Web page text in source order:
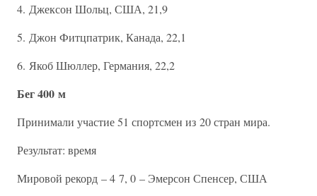
4. Джексон Шольц, США, 21,9
5. Джон Фитцпатрик, Канада, 22,1
6. Якоб Шюллер, Германия, 22,2
Бег 400 м
Принимали участие 51 спортсмен из 20 стран мира.
Результат: время
Мировой рекорд – 4 7, 0 – Эмерсон Спенсер, США